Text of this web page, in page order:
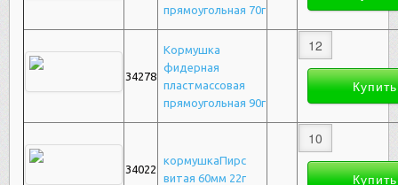
прямоугольная 70г
34278
Кормушка
фидерная
пластмассовая
прямоугольная 90г
34022
кормушкаПирс
витая 60мм 22г